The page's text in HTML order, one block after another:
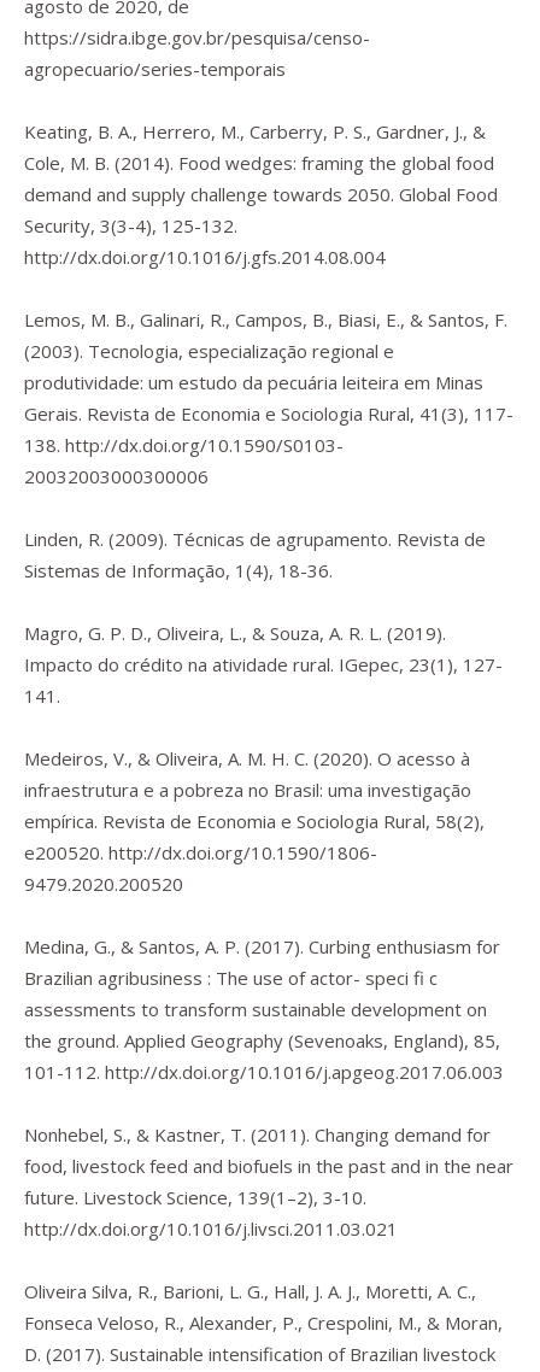
agosto de 2020, de
https://sidra.ibge.gov.br/pesquisa/censo-
agropecuario/series-temporais
Keating, B. A., Herrero, M., Carberry, P. S., Gardner, J., &
Cole, M. B. (2014). Food wedges: framing the global food
demand and supply challenge towards 2050. Global Food
Security, 3(3-4), 125-132.
http://dx.doi.org/10.1016/j.gfs.2014.08.004
Lemos, M. B., Galinari, R., Campos, B., Biasi, E., & Santos, F.
(2003). Tecnologia, especialização regional e
produtividade: um estudo da pecuária leiteira em Minas
Gerais. Revista de Economia e Sociologia Rural, 41 (3), 117-
138. http://dx.doi.org/10.1590/S0103-
20032003000300006
Linden, R. (2009). Técnicas de agrupamento. Revista de
Sistemas de Informação, 1 (4), 18-36.
Magro, G. P. D., Oliveira, L., & Souza, A. R. L. (2019).
Impacto do crédito na atividade rural. IGepec, 23(1), 127-
141.
Medeiros, V., & Oliveira, A. M. H. C. (2020). O acesso à
infraestrutura e a pobreza no Brasil: uma investigação
empírica. Revista de Economia e Sociologia Rural, 58(2),
e200520. http://dx.doi.org/10.1590/1806-
9479.2020.200520
Medina, G., & Santos, A. P. (2017). Curbing enthusiasm for
Brazilian agribusiness : The use of actor- speci fi c
assessments to transform sustainable development on
the ground. Applied Geography (Sevenoaks, England), 85,
101-112. http://dx.doi.org/10.1016/j.apgeog.2017.06.003
Nonhebel, S., & Kastner, T. (2011). Changing demand for
food, livestock feed and biofuels in the past and in the near
future. Livestock Science, 139(1–2), 3-10.
http://dx.doi.org/10.1016/j.livsci.2011.03.021
Oliveira Silva, R., Barioni, L. G., Hall, J. A. J., Moretti, A. C.,
Fonseca Veloso, R., Alexander, P., Crespolini, M., & Moran,
D. (2017). Sustainable intensification of Brazilian livestock